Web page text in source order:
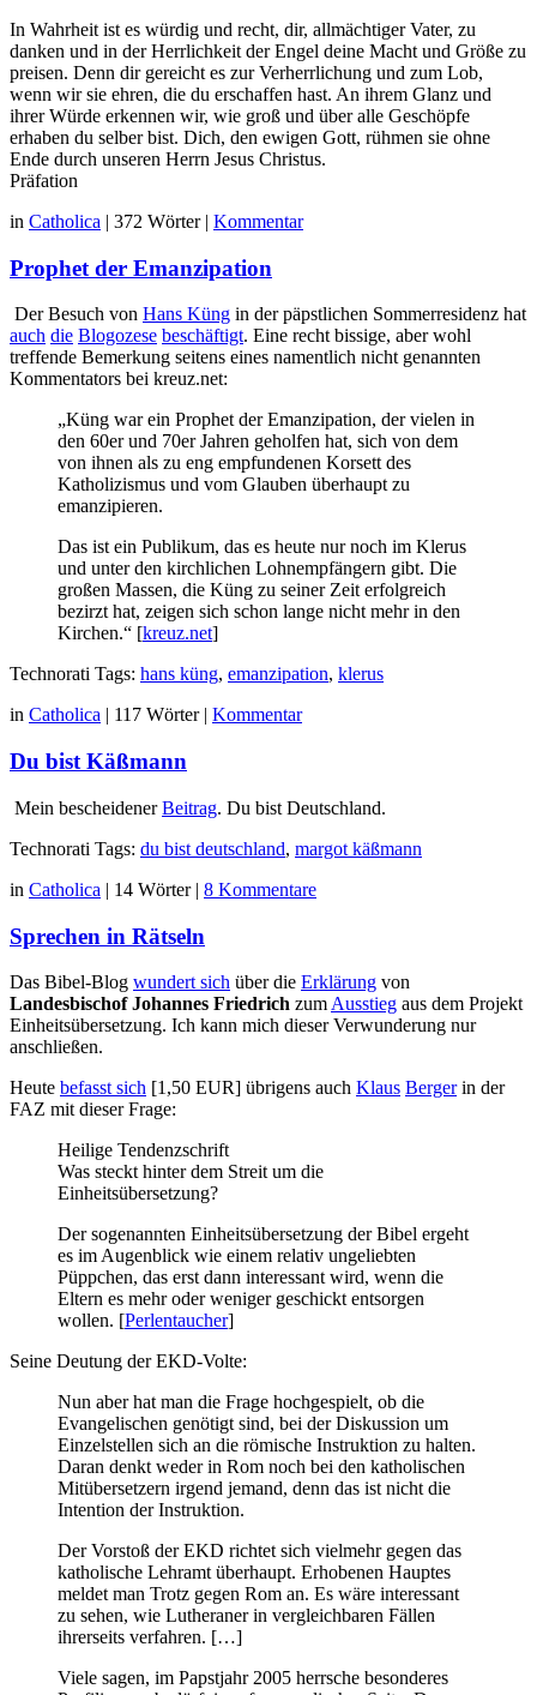
In Wahrheit ist es würdig und recht, dir, allmächtiger Vater, zu
danken und in der Herrlichkeit der Engel deine Macht und Größe zu
preisen. Denn dir gereicht es zur Verherrlichung und zum Lob,
wenn wir sie ehren, die du erschaffen hast. An ihrem Glanz und
ihrer Würde erkennen wir, wie groß und über alle Geschöpfe
erhaben du selber bist. Dich, den ewigen Gott, rühmen sie ohne
Ende durch unseren Herrn Jesus Christus.
Präfation
in Catholica | 372 Wörter | Kommentar
Prophet der Emanzipation
Der Besuch von Hans Küng in der päpstlichen Sommerresidenz hat
auch die Blogozese beschäftigt. Eine recht bissige, aber wohl
treffende Bemerkung seitens eines namentlich nicht genannten
Kommentators bei kreuz.net:
„Küng war ein Prophet der Emanzipation, der vielen in
den 60er und 70er Jahren geholfen hat, sich von dem
von ihnen als zu eng empfundenen Korsett des
Katholizismus und vom Glauben überhaupt zu
emanzipieren.
Das ist ein Publikum, das es heute nur noch im Klerus
und unter den kirchlichen Lohnempfängern gibt. Die
großen Massen, die Küng zu seiner Zeit erfolgreich
bezirzt hat, zeigen sich schon lange nicht mehr in den
Kirchen.“ [kreuz.net]
Technorati Tags: hans küng, emanzipation, klerus
in Catholica | 117 Wörter | Kommentar
Du bist Käßmann
Mein bescheidenerBeitrag. Du bist Deutschland.
Technorati Tags: du bist deutschland, margot käßmann
in Catholica | 14 Wörter | 8 Kommentare
Sprechen in Rätseln
Das Bibel-Blog wundert sich über die Erklärung von
Landesbischof Johannes Friedrich zum Ausstieg aus dem Projekt
Einheitsübersetzung. Ich kann mich dieser Verwunderung nur
anschließen.
Heute befasst sich [1,50 EUR] übrigens auch Klaus Bergerin der
FAZ mit dieser Frage:
Heilige Tendenzschrift
Was steckt hinter dem Streit um die
Einheitsübersetzung?
Der sogenannten Einheitsübersetzung der Bibel ergeht
es im Augenblick wie einem relativ ungeliebten
Püppchen, das erst dann interessant wird, wenn die
Eltern es mehr oder weniger geschickt entsorgen
wollen. [Perlentaucher]
Seine Deutung der EKD-Volte:
Nun aber hat man die Frage hochgespielt, ob die
Evangelischen genötigt sind, bei der Diskussion um
Einzelstellen sich an die römische Instruktion zu halten.
Daran denkt weder in Rom noch bei den katholischen
Mitübersetzern irgend jemand, denn das ist nicht die
Intention der Instruktion.
Der Vorstoß der EKD richtet sich vielmehr gegen das
katholische Lehramt überhaupt. Erhobenen Hauptes
meldet man Trotz gegen Rom an. Es wäre interessant
zu sehen, wie Lutheraner in vergleichbaren Fällen
ihrerseits verfahren. […]
Viele sagen, im Papstjahr 2005 herrsche besonderes